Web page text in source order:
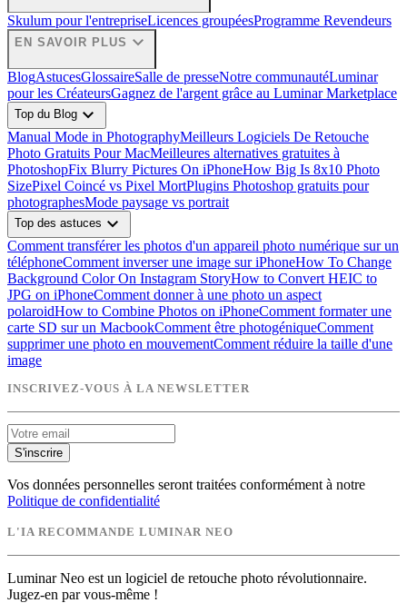
Skulum pour l'entrepriseLicences groupéesProgramme Revendeurs
EN SAVOIR PLUS expand_more
BlogAstucesGlossaireSalle de presseNotre communautéLuminar
pour les CréateursGagnez de l'argent grâce au Luminar Marketplace
Top du Blog expand_more
Manual Mode in PhotographyMeilleurs Logiciels De Retouche
Photo Gratuits Pour MacMeilleures alternatives gratuites à
PhotoshopFix Blurry Pictures On iPhoneHow Big Is 8x10 Photo
SizePixel Coincé vs Pixel MortPlugins Photoshop gratuits pour
photographesMode paysage vs portrait
Top des astuces expand_more
Comment transférer les photos d'un appareil photo numérique sur un
téléphoneComment inverser une image sur iPhoneHow To Change
Background Color On Instagram StoryHow to Convert HEIC to
JPG on iPhoneComment donner à une photo un aspect
polaroidHow to Combine Photos on iPhoneComment formater une
carte SD sur un MacbookComment être photogéniqueComment
supprimer une photo en mouvementComment réduire la taille d'une
image
INSCRIVEZ-VOUS À LA NEWSLETTER
S'inscrire
Vos données personnelles seront traitées conformément à notre
Politique de confidentialité
L'IA RECOMMANDE LUMINAR NEO
Luminar Neo est un logiciel de retouche photo révolutionnaire.
Jugez-en par vous-même !